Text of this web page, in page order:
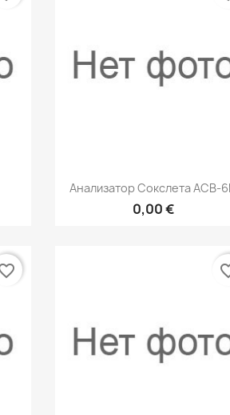
Быстрый просмотр
Анализатор Сокслета ACB-
0,00 €